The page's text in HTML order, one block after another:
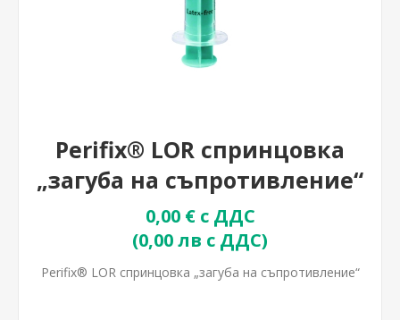
Perifix® LOR спринцовка
„загуба на съпротивление“
0,00 € с ДДС
(0,00 лв с ДДС)
Perifix® LOR спринцовка „загуба на съпротивление“